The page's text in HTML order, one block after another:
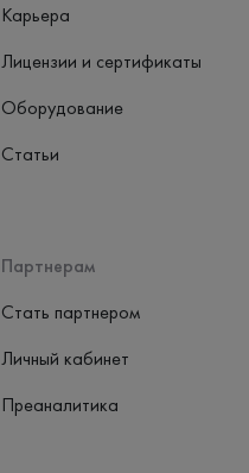
Партнерам
Стать партнером
Личный кабинет
Преаналитика
Карьера
Лицензии и сертификаты
Оборудование
Статьи